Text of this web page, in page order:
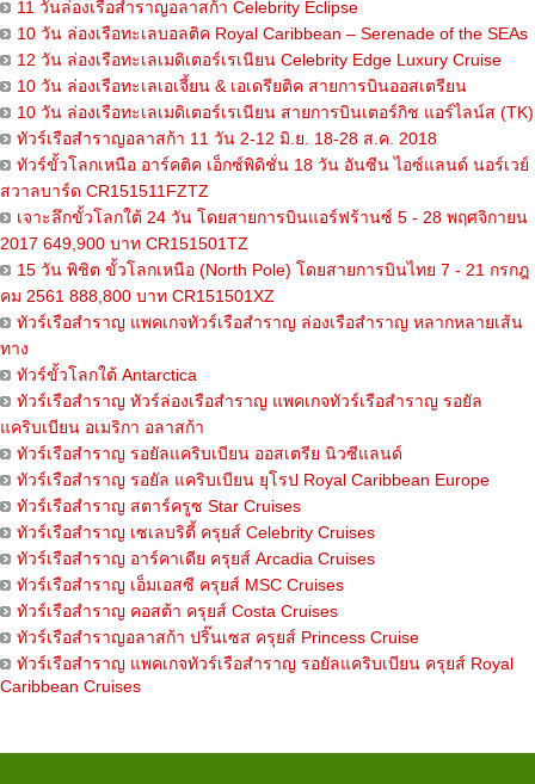
11 วันล่องเรือสำราญอลาสก้า Celebrity Eclipse
10 วัน ล่องเรือทะเลบอลติค Royal Caribbean – Serenade of the SEAs
12 วัน ล่องเรือทะเลเมดิเตอร์เรเนียน Celebrity Edge Luxury Cruise
10 วัน ล่องเรือทะเลเอเจี้ยน & เอเดรียติค สายการบินออสเตรียน
10 วัน ล่องเรือทะเลเมดิเตอร์เรเนียน สายการบินเตอร์กิช แอร์ไลน์ส (TK)
ทัวร์เรือสำราญอลาสก้า 11 วัน 2-12 มิ.ย. 18-28 ส.ค. 2018
ทัวร์ขั้วโลกเหนือ อาร์คติค เอ็กซ์พิดิชั่น 18 วัน อันซีน ไอซ์แลนด์ นอร์เวย์
สวาลบาร์ด CR151511FZTZ
เจาะลึกขั้วโลกใต้ 24 วัน โดยสายการบินแอร์ฟร้านซ์ 5 - 28 พฤศจิกายน
2017 649,900 บาท CR151501TZ
15 วัน พิชิต ขั้วโลกเหนือ (North Pole) โดยสายการบินไทย 7 - 21 กรกฎ
คม 2561 888,800 บาท CR151501XZ
ทัวร์เรือสำราญ แพคเกจทัวร์เรือสำราญ ล่องเรือสำราญ หลากหลายเส้น
ทาง
ทัวร์ขั้วโลกใต้ Antarctica
ทัวร์เรือสำราญ ทัวร์ล่องเรือสำราญ แพคเกจทัวร์เรือสำราญ รอยัล
แคริบเบียน อเมริกา อลาสก้า
ทัวร์เรือสำราญ รอยัลแคริบเบียน ออสเตรีย นิวซีแลนด์
ทัวร์เรือสำราญ รอยัล แคริบเบียน ยุโรป Royal Caribbean Europe
ทัวร์เรือสำราญ สตาร์ครูซ Star Cruises
ทัวร์เรือสำราญ เซเลบริตี้ ครุยส์ Celebrity Cruises
ทัวร์เรือสำราญ อาร์คาเดีย ครุยส์ Arcadia Cruises
ทัวร์เรือสำราญ เอ็มเอสซี ครุยส์ MSC Cruises
ทัวร์เรือสำราญ คอสต้า ครุยส์ Costa Cruises
ทัวร์เรือสำราญอลาสก้า ปริ๊นเซส ครุยส์ Princess Cruise
ทัวร์เรือสำราญ แพคเกจทัวร์เรือสำราญ รอยัลแคริบเบียน ครุยส์ Royal
Caribbean Cruises